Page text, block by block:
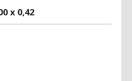
х 0,42